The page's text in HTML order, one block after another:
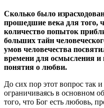
Сколько было
прошедшие века для того,
количество попыток
больших тайн
умов человечества
времени для осмысления и
понятия о любви.
До сих пор этот вопрос так
ограничиваясь в основном
того, что Бог есть любовь,